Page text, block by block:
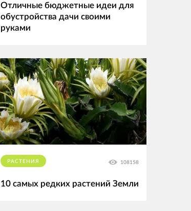
Отличные бюджетные идеи для
обустройства дачи своими
руками
РАСТЕНИЯ 108158
10 самых редких растений Земли